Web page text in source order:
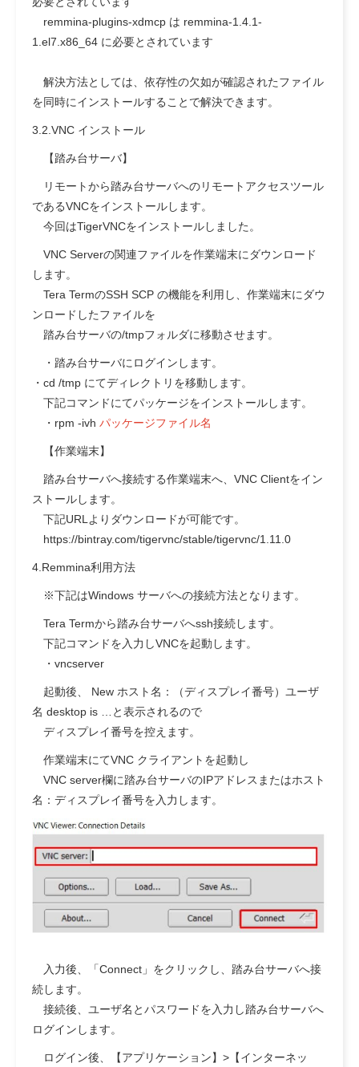
remmina-plugins-xdmcp は remmina-1.4.1-
1.el7.x86_64 に必要とされています
解決方法としては、依存性の欠如が確認されたファイル
を同時にインストールすることで解決できます。
3.2.VNC インストール
【踏み台サーバ】
リモートから踏み台サーバへのリモートアクセスツール
であるVNCをインストールします。
今回はTigerVNCをインストールしました。
VNC Serverの関連ファイルを作業端末にダウンロード
します。
Tera TermのSSH SCP の機能を利用し、作業端末にダウ
ンロードしたファイルを
踏み台サーバの/tmpフォルダに移動させます。
・踏み台サーバにログインします。
・ cd /tmp にてディレクトリを移動します。
下記コマンドにてパッケージをインストールします。
・rpm -ivh パッケージファイル名
【作業端末】
踏み台サーバへ接続する作業端末へ、VNC Clientをイン
ストールします。
下記URLよりダウンロードが可能です。
https://bintray.com/tigervnc/stable/tigervnc/1.11.0
4.Remmina利用方法
※下記はWindows サーバへの接続方法となります。
Tera Termから踏み台サーバへssh接続します。
下記コマンドを入力しVNCを起動します。
・vncserver
起動後、 New ホスト名：（ディスプレイ番号）ユーザ
名 desktop is …と表示されるので
ディスプレイ番号を控えます。
作業端末にてVNC クライアントを起動し
VNC server欄に踏み台サーバのIPアドレスまたはホスト
名：ディスプレイ番号を入力します。
入力後、「Connect」をクリックし、踏み台サーバへ接
続します。
接続後、ユーザ名とパスワードを入力し踏み台サーバへ
ログインします。
ログイン後、【アプリケーション】>【インターネッ